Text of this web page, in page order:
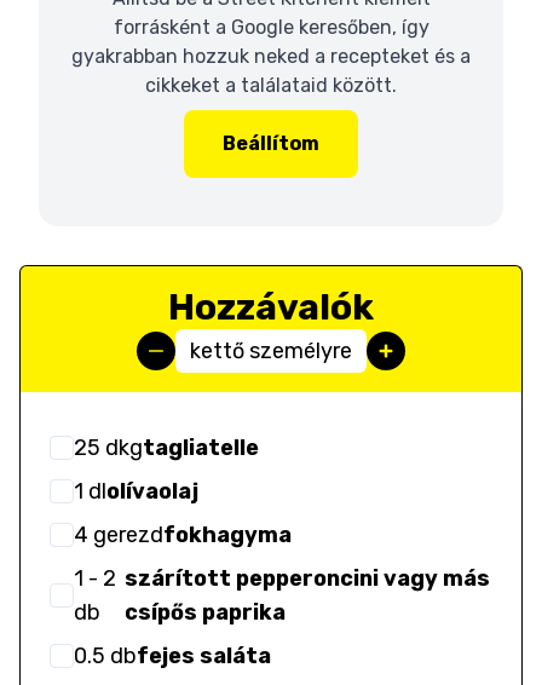
forrásként a Google keresőben, így
gyakrabban hozzuk neked a recepteket és a
cikkeket a találataid között.
Beállítom
Hozzávalók
kettő személyre
25 dkgtagliatelle
1 dlolívaolaj
4 gerezdfokhagyma
1 - 2
db
szárított pepperoncini vagy más
csípős paprika
0.5 dbfejes saláta